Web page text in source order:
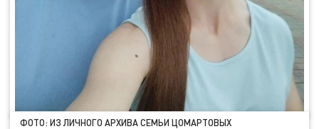
ФОТО: ИЗ ЛИЧНОГО АРХИВА СЕМЬИ ЦОМАРТОВЫХ